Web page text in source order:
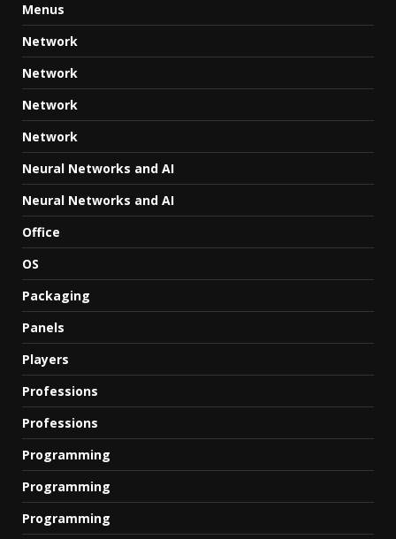
Menus
Network
Network
Network
Network
Neural Networks and AI
Neural Networks and AI
Office
OS
Packaging
Panels
Players
Professions
Professions
Programming
Programming
Programming